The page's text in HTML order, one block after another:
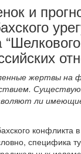
и
жертвы
ли
конфликта
специфика